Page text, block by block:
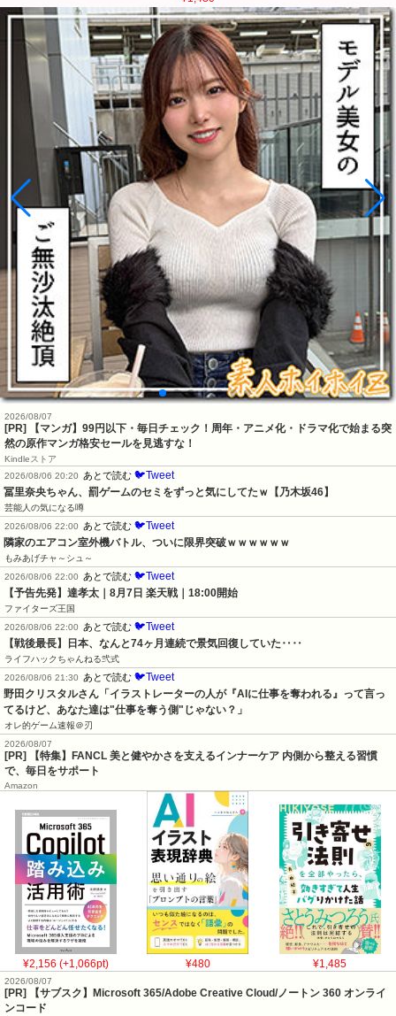
2026/08/07
[PR] 【マンガ】99円以下・毎日チェック！周年・アニメ化・ドラマ化で始まる突
然の原作マンガ格安セールを見逃すな！
Kindleストア
2026/08/06 20:20 あとで読む 🐦Tweet
冨里奈央ちゃん、罰ゲームのセミをずっと気にしてたｗ【乃木坂46】
芸能人の気になる噂
2026/08/06 22:00 あとで読む 🐦Tweet
隣家のエアコン室外機バトル、ついに限界突破ｗｗｗｗｗｗ
もみあげチャ～シュ～
2026/08/06 22:00 あとで読む 🐦Tweet
【予告先発】達孝太｜8月7日 楽天戦｜18:00開始
ファイターズ王国
2026/08/06 22:00 あとで読む 🐦Tweet
【戦後最長】日本、なんと74ヶ月連続で景気回復していた‥‥
ライフハックちゃんねる弐式
2026/08/06 21:30 あとで読む 🐦Tweet
野田クリスタルさん「イラストレーターの人が『AIに仕事を奪われる』って言っ
てるけど、あなた達は"仕事を奪う側"じゃない？」
オレ的ゲーム速報＠刃
2026/08/07
[PR] 【特集】FANCL 美と健やかさを支えるインナーケア 内側から整える習慣
で、毎日をサポート
Amazon
¥2,156 (+1,066pt) ¥480 ¥1,485
2026/08/07
[PR] 【サブスク】Microsoft 365/Adobe Creative Cloud/ノートン 360 オンライ
ンコード